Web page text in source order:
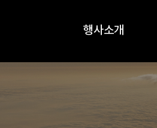
행사소개